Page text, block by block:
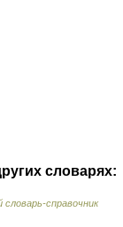
словарях:
справочник